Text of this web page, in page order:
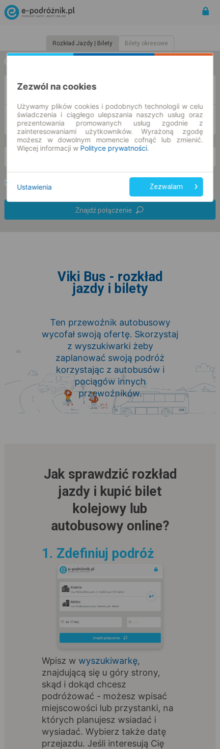
Rozkład Jazdy | Bilety Bilety okresowe
Z
DO
Preferuj bez przesiadek
Znajdź połączenie
Viki Bus - rozkład
jazdy i bilety
Ten przewoźnik autobusowy
wycofał swoją ofertę. Skorzystaj
z wyszukiwarki żeby
zaplanować swoją podróż
korzystając z autobusów i
pociągów innych
przewoźników.
Jak sprawdzić rozkład
jazdy i kupić bilet
kolejowy lub
autobusowy online?
1. Zdefiniuj podróż
Wpisz w wyszukiwarkę,
znajdującą się u góry strony,
skąd i dokąd chcesz
podróżować - możesz wpisać
miejscowości lub przystanki, na
których planujesz wsiadać i
wysiadać. Wybierz także datę
przejazdu. Jeśli interesują Cię
Zezwól na cookies
Używamy plików cookies i podobnych technologii w celu
świadczenia i ciągłego ulepszania naszych usług oraz
prezentowania promowanych usług zgodnie z
zainteresowaniami użytkowników. Wyrażoną zgodę
możesz w dowolnym momencie cofnąć lub zmienić.
Więcej informacji w Polityce prywatności.
Ustawienia Zezwalam